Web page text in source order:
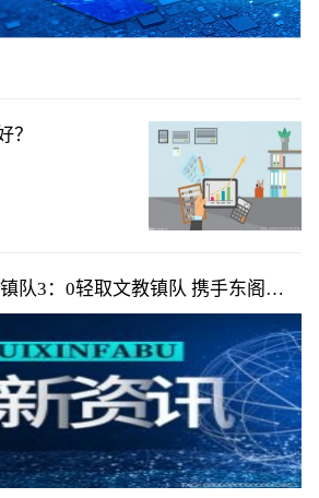
？
队3：0轻取文教镇队 携手东阁镇